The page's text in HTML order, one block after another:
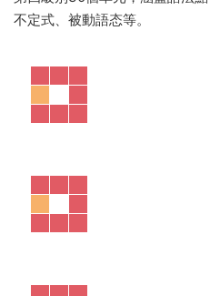
不定式、被動語态等。